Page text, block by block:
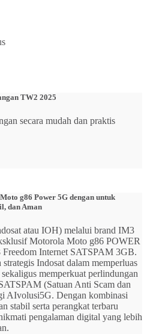
TW2 2025
secara mudah dan praktis
g86 Power 5G dengan untuk
dan Aman
atau IOH) melalui brand IM3
Motorola Moto g86 POWER
Internet SATSPAM 3GB.
Indosat dalam memperluas
memperkuat perlindungan
(Satuan Anti Scam dan
AIvolusi5G. Dengan kombinasi
stabil serta perangkat terbaru
pengalaman digital yang lebih